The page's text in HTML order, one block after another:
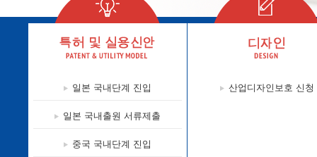
일본 국내단계 진입
일본 국내출원 서류제출
중국 국내단계 진입
산업디자인보호 신청